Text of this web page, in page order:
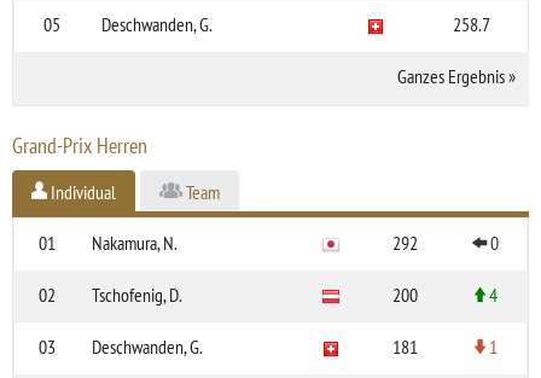
05 Deschwanden, G. 258.7
Ganzes Ergebnis»
Grand-Prix Herren
Individual Team
01 Nakamura, N. 292 0
02 Tschofenig, D. 200 4
03 Deschwanden, G. 181 1